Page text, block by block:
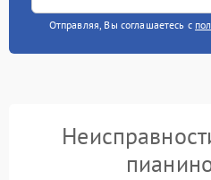
Отправляя, Вы соглашаетесь с